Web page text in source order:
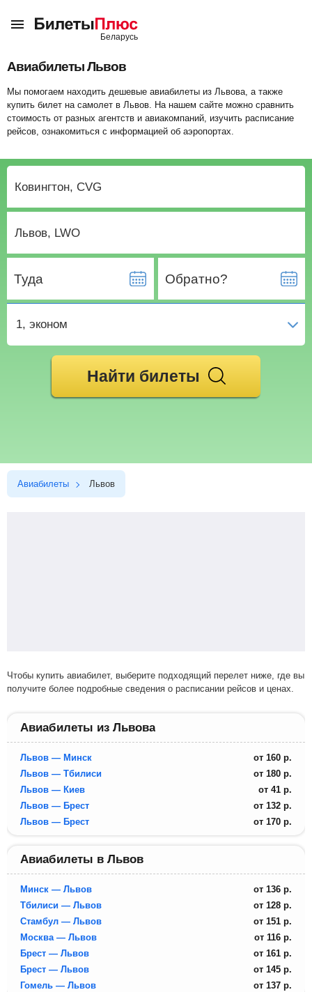
Авиабилеты Львов
Мы помогаем находить дешевые авиабилеты из Львова, а также
купить билет на самолет в Львов. На нашем сайте можно сравнить
стоимость от разных агентств и авиакомпаний, изучить расписание
рейсов, ознакомиться с информацией об аэропортах.
Туда Обратно?
1, эконом
Найти билеты
Авиабилеты Львов
Чтобы купить авиабилет, выберите подходящий перелет ниже, где вы
получите более подробные сведения о расписании рейсов и ценах.
Авиабилеты из Львова
Львов — Минск от 160 р.
Львов — Тбилиси
от 180 р.
Львов — Киев
от 41 р.
Львов — Брест
от 132 р.
Львов — Брест
от 170 р.
Авиабилеты в Львов
Минск — Львов от 136 р.
Тбилиси — Львов
от 128 р.
Стамбул — Львов
от 151 р.
Москва — Львов
от 116 р.
Брест — Львов
от 161 р.
Брест — Львов
от 145 р.
Гомель — Львов
от 137 р.